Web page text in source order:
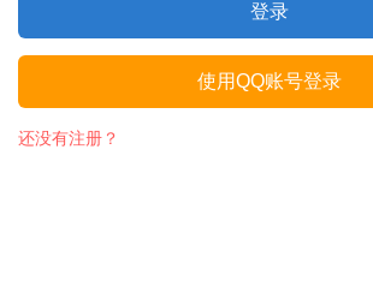
登录
使用QQ账号登录
还没有注册？